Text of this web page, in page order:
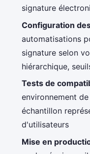
signature
Configuration
automatisations
signature selon
hiérarchique,
Tests de
environnement
échantillon
d'utilisateurs
Mise en